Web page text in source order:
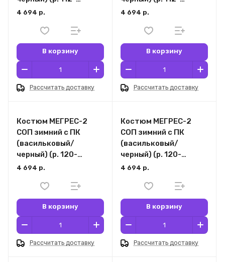
116/170-176)
4 694 р.
В корзину
Рассчитать доставку
116/182-188)
4 694 р.
В корзину
Рассчитать доставку
Костюм МЕГРЕС-2
СОП зимний с ПК
(васильковый/
черный) (р. 120-
124/170-176)
4 694 р.
В корзину
Рассчитать доставку
Костюм МЕГРЕС-2
СОП зимний с ПК
(васильковый/
черный) (р. 120-
124/182-188)
4 694 р.
В корзину
Рассчитать доставку